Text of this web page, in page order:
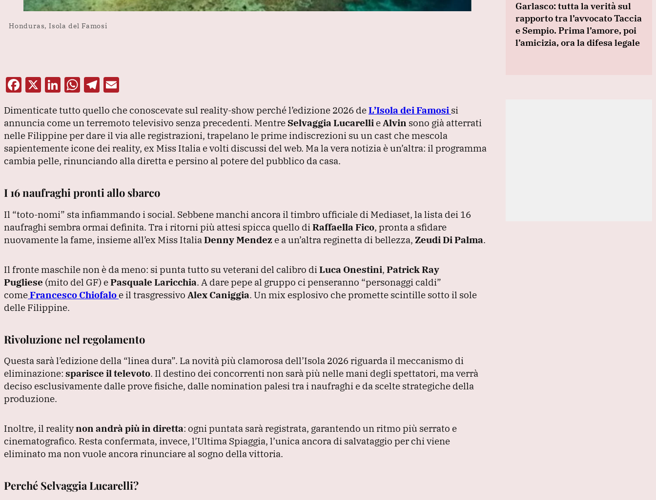
Honduras, Isola del Famosi
F
c
e
b
o
k
X Li
k
e
dI
n
W
at
s
A
p
T
e
gr
a
m
ai
l
Dimenticate tutto quello che conoscevate sul reality-show perché l’edizione 2026 deL’Isola dei Famosi si
annuncia come un terremoto televisivo senza precedenti. Mentre Selvaggia LucarellieAlvin sono già atterrati
nelle Filippine per dare il via alle registrazioni, trapelano le prime indiscrezioni su un cast che mescola
sapientemente icone dei reality, ex Miss Italia e volti discussi del web. Ma la vera notizia è un’altra: il programma
cambia pelle, rinunciando alla diretta e persino al potere del pubblico da casa.
I 16 naufraghi pronti allo sbarco
Il “toto-nomi” sta infiammando i social. Sebbene manchi ancora il timbro ufficiale di Mediaset, la lista dei 16
naufraghi sembra ormai definita. Tra i ritorni più attesi spicca quello di Raffaella Fico, pronta a sfidare
nuovamente la fame, insieme all’ex Miss Italia Denny Mendeze a un’altra reginetta di bellezza, Zeudi Di Palma.
Il fronte maschile non è da meno: si punta tutto su veterani del calibro di Luca Onestini, Patrick Ray
Pugliese (mito del GF) ePasquale Laricchia. A dare pepe al gruppo ci penseranno “personaggi caldi”
comeFrancesco Chiofaloe il trasgressivo Alex Caniggia. Un mix esplosivo che promette scintille sotto il sole
delle Filippine.
Rivoluzione nel regolamento
Questa sarà l’edizione della “linea dura”. La novità più clamorosa dell’Isola 2026 riguarda il meccanismo di
eliminazione: sparisce il televoto. Il destino dei concorrenti non sarà più nelle mani degli spettatori, ma verrà
deciso esclusivamente dalle prove fisiche, dalle nomination palesi tra i naufraghi e da scelte strategiche della
produzione.
Inoltre, il realitynon andrà più in diretta: ogni puntata sarà registrata, garantendo un ritmo più serrato e
cinematografico. Resta confermata, invece, l’Ultima Spiaggia, l’unica ancora di salvataggio per chi viene
eliminato ma non vuole ancora rinunciare al sogno della vittoria.
Perché Selvaggia Lucarelli?
Garlasco: tutta la verità sul
rapporto tra l’avvocato Taccia
e Sempio. Prima l’amore, poi
l’amicizia, ora la difesa legale